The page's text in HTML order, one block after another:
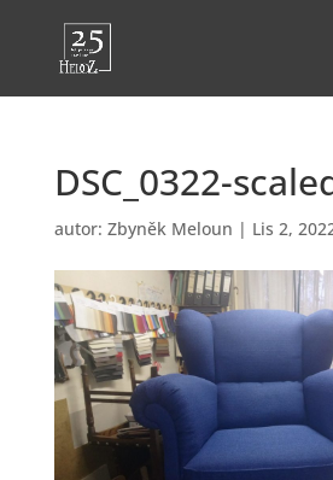
DSC_0322-
autor: Zbyněk Meloun | Lis 2,